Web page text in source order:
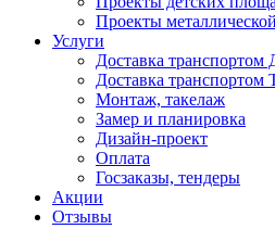
Проекты
Услуги
Доставка
Доставка транспортом
Монтаж, такелаж
Замер и планировка
Дизайн-проект
Оплата
Госзаказы, тендеры
Акции
Отзывы